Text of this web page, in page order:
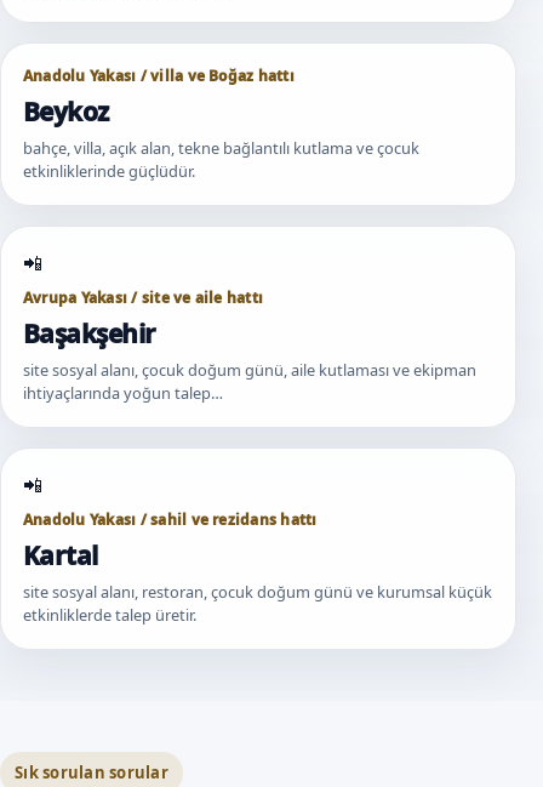
Anadolu Yakası / villa ve Boğaz hattı
Beykoz
bahçe, villa, açık alan, tekne bağlantılı kutlama ve çocuk
etkinliklerinde güçlüdür.
Avrupa Yakası / site ve aile hattı
Başakşehir
site sosyal alanı, çocuk doğum günü, aile kutlaması ve ekipman
ihtiyaçlarında yoğun talep…
Anadolu Yakası / sahil ve rezidans hattı
Kartal
site sosyal alanı, restoran, çocuk doğum günü ve kurumsal küçük
etkinliklerde talep üretir.
Sık sorulan sorular